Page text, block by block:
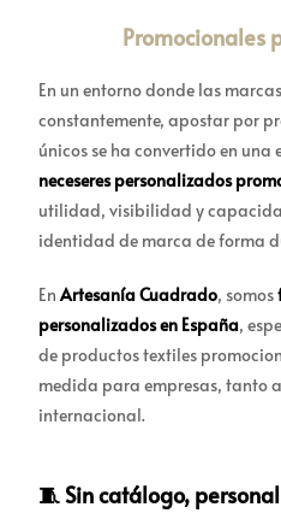
Promocionales
En un entorno donde las
constantemente, apostar por
únicos se ha convertido en
neceseres personalizados
utilidad, visibilidad y
identidad de marca de forma
EnArtesanía Cuadrado, somos
personalizados en España,
de productos textiles
medida para empresas, tanto
internacional.
🧵 Sin catálogo,